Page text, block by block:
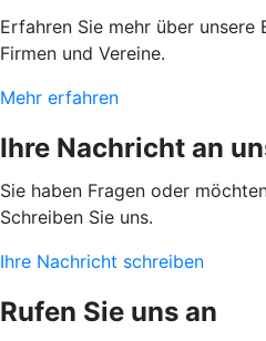
Erfahren Sie mehr über
Firmen und Vereine.
Mehr erfahren
Ihre Nachricht an
Sie haben Fragen oder
Schreiben Sie uns.
Ihre Nachricht schreiben
Rufen Sie uns an